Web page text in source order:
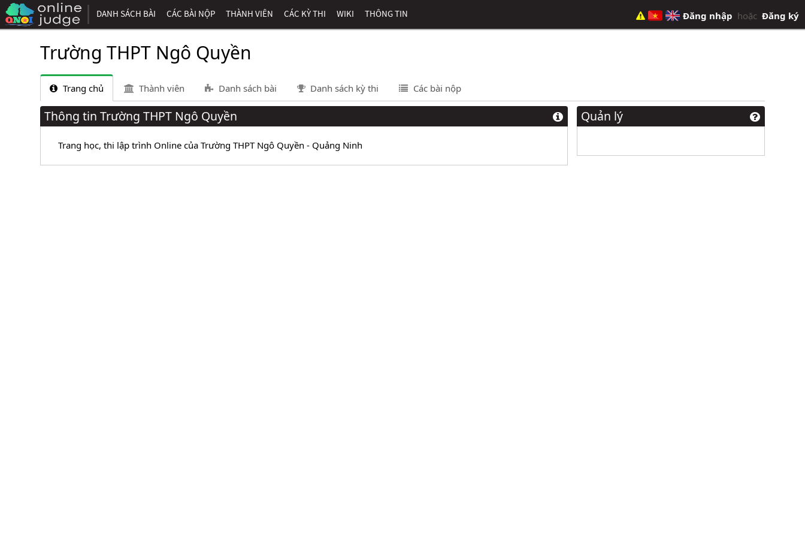
DANH SÁCH BÀI CÁC BÀI NỘP THÀNH VIÊN CÁC KỲ THI WIKI THÔNG TIN Đăng nhập hoặc Đăng ký
Trường THPT Ngô Quyền
Trang chủ Thành viên Danh sách bài Danh sách kỳ thi Các bài nộp
Thông tin Trường THPT Ngô Quyền
Trang học, thi lập trình Online của Trường THPT Ngô Quyền - Quảng Ninh
Quản lý